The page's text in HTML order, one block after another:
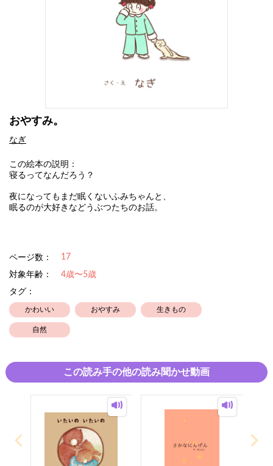
おやすみ。
なぎ
この絵本の説明：
寝るってなんだろう？
夜になってもまだ眠くないふみちゃんと、
眠るのが大好きなどうぶつたちのお話。
ページ数： 17
対象年齢：
4歳〜5歳
タグ：
かわいい おやすみ 生きもの
自然
この読み手の他の読み聞かせ動画